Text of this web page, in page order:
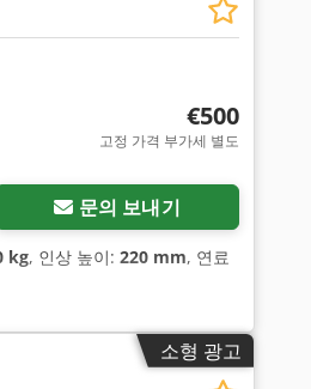
€500
고정 가격 부가세 별도
문의 보내기
kg, 인상 높이: 220 mm, 연료
소형 광고